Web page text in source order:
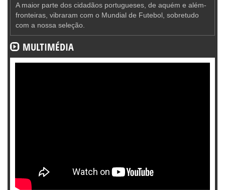
A maior parte dos cidadãos portugueses, de aquém e além-
fronteiras, vibraram com o Mundial de Futebol, sobretudo
com a nossa seleção.
MULTIMÉDIA